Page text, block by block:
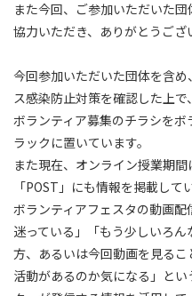
また今回、ご参加いただいた
協力いただき、ありがとうござ
今回参加いただいた団体を含
ス感染防止対策を確認した上
ボランティア募集のチラシを
ラックに置いています。
また現在、オンライン授業期
「POST」にも情報を掲載して
ボランティアフェスタの動画
迷っている」「もう少しいろ
方、あるいは今回動画を見る
活動があるのか気になる」と